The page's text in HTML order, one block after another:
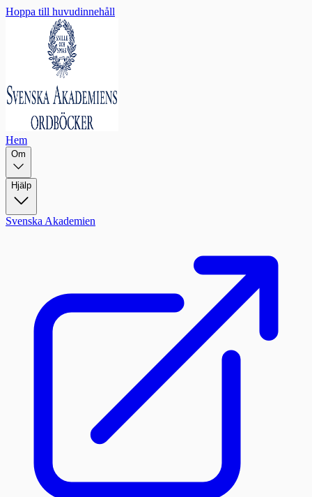
Hoppa till huvudinnehåll
Hem
Om
Hjälp
Svenska Akademien